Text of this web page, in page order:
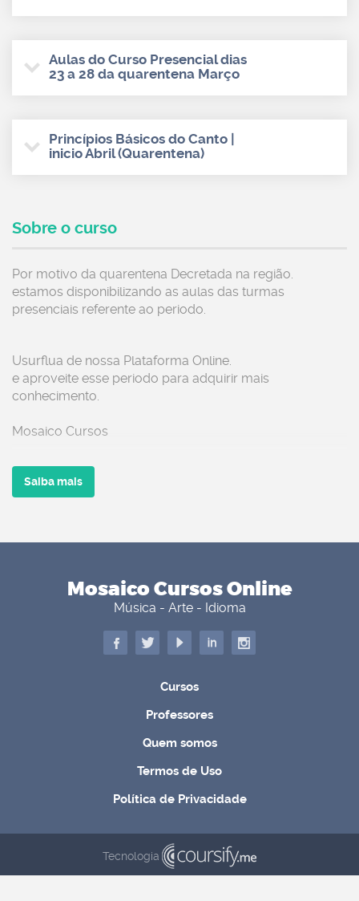
Aulas do Curso Presencial dias
23 a 28 da quarentena Março
Princípios Básicos do Canto |
inicio Abril (Quarentena)
Sobre o curso
Por motivo da quarentena Decretada na região.
estamos disponibilizando as aulas das turmas
presenciais referente ao periodo.
Usurflua de nossa Plataforma Online.
e aproveite esse periodo para adquirir mais
conhecimento.
Mosaico Cursos
Saiba mais
Mosaico Cursos Online
Música - Arte - Idioma
Cursos
Professores
Quem somos
Termos de Uso
Política de Privacidade
Tecnologia